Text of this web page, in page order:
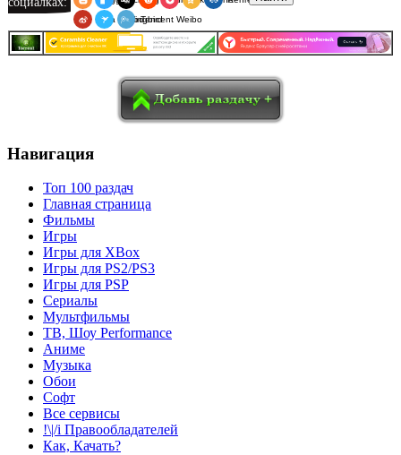
Похвалить
в
социалках:
Я.Мессенджер
ВКонтакте
Одноклассники
Telegram
X ViberWhatsApp
Мой МирPinterest
SkypeTumblrEvernoteLinkedInLiveJournal
BloggerDelicious
Digg redditPocketQzoneRenren
Sina Weibo
SurfingbirdTencent Weibo
Навигация
Топ 100 раздач
Главная страница
Фильмы
Игры
Игры для XBox
Игры для PS2/PS3
Игры для PSP
Сериалы
Мультфильмы
ТВ, Шоу Performance
Аниме
Музыка
Обои
Софт
Все сервисы
!\|/i Правообладателей
Как, Качать?